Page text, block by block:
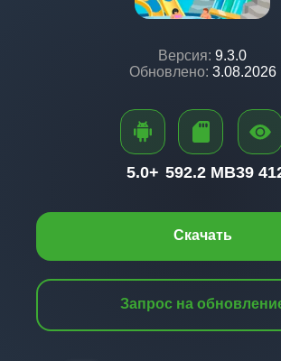
Версия: 9.3.0
Обновлено: 3.08.2026
Скачать
Запрос на
5.0+ 592.2 MB39